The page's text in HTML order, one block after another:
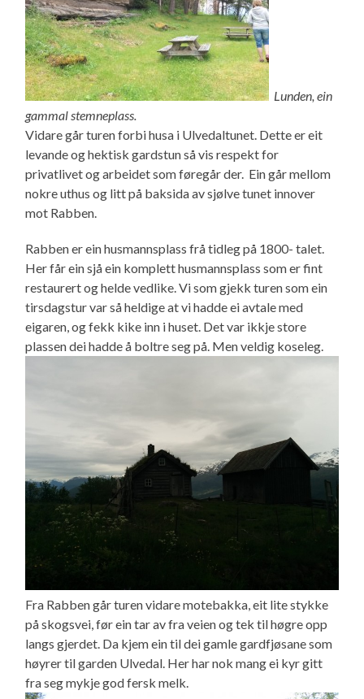
Lunden, ein
gammal stemneplass.
Vidare går turen forbi husa i Ulvedaltunet. Dette er eit
levande og hektisk gardstun så vis respekt for
privatlivet og arbeidet som føregår der. Ein går mellom
nokre uthus og litt på baksida av sjølve tunet innover
mot Rabben.
Rabben er ein husmannsplass frå tidleg på 1800- talet.
Her får ein sjå ein komplett husmannsplass som er fint
restaurert og helde vedlike. Vi som gjekk turen som ein
tirsdagstur var så heldige at vi hadde ei avtale med
eigaren, og fekk kike inn i huset. Det var ikkje store
plassen dei hadde å boltre seg på. Men veldig koseleg.
Fra Rabben går turen vidare motebakka, eit lite stykke
på skogsvei, før ein tar av fra veien og tek til høgre opp
langs gjerdet. Da kjem ein til dei gamle gardfjøsane som
høyrer til garden Ulvedal. Her har nok mang ei kyr gitt
fra seg mykje god fersk melk.